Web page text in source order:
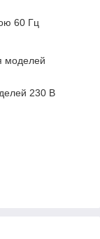
60 Гц
моделей
230 В